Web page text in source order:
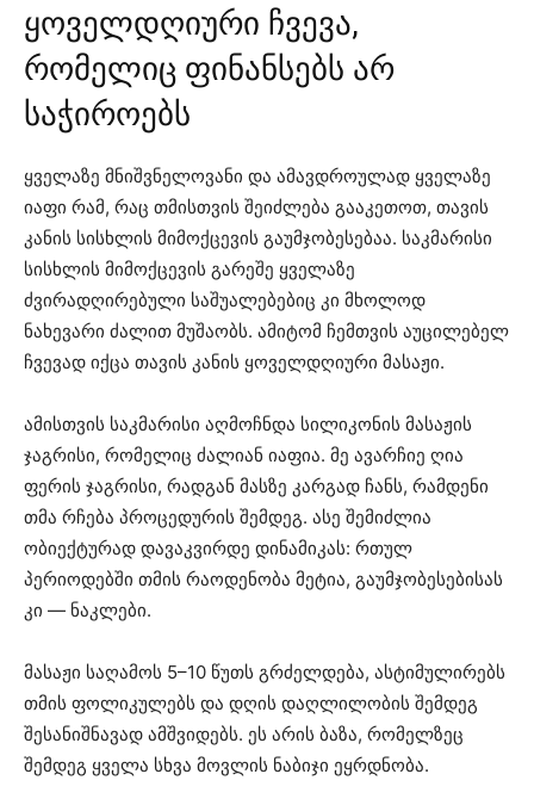
ყოველდღიური ჩვევა,
რომელიც ფინანსებს არ
საჭიროებს
ყველაზე მნიშვნელოვანი და ამავდროულად ყველაზე
იაფი რამ, რაც თმისთვის შეიძლება გააკეთოთ, თავის
კანის სისხლის მიმოქცევის გაუმჯობესებაა. საკმარისი
სისხლის მიმოქცევის გარეშე ყველაზე
ძვირადღირებული საშუალებებიც კი მხოლოდ
ნახევარი ძალით მუშაობს. ამიტომ ჩემთვის აუცილებელ
ჩვევად იქცა თავის კანის ყოველდღიური მასაჟი.
ამისთვის საკმარისი აღმოჩნდა სილიკონის მასაჟის
ჯაგრისი, რომელიც ძალიან იაფია. მე ავარჩიე ღია
ფერის ჯაგრისი, რადგან მასზე კარგად ჩანს, რამდენი
თმა რჩება პროცედურის შემდეგ. ასე შემიძლია
ობიექტურად დავაკვირდე დინამიკას: რთულ
პერიოდებში თმის რაოდენობა მეტია, გაუმჯობესებისას
კი — ნაკლები.
მასაჟი საღამოს 5–10 წუთს გრძელდება, ასტიმულირებს
თმის ფოლიკულებს და დღის დაღლილობის შემდეგ
შესანიშნავად ამშვიდებს. ეს არის ბაზა, რომელზეც
შემდეგ ყველა სხვა მოვლის ნაბიჯი ეყრდნობა.